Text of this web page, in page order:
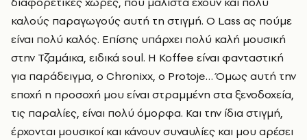
καλούς παραγωγούς αυτή τη στιγμή. O Lass ας πούμε
είναι πολύ καλός. Επίσης υπάρχει πολύ καλή μουσική
στην Τζαμάικα, ειδικά soul. Η Koffee είναι φανταστική
για παράδειγμα, ο Chronixx, o Protoje… Όμως αυτή την
εποχή η προσοχή μου είναι στραμμένη στα ξενοδοχεία,
τις παραλίες, είναι πολύ όμορφα. Και την ίδια στιγμή,
έρχονται μουσικοί και κάνουν συναυλίες και μου αρέσει